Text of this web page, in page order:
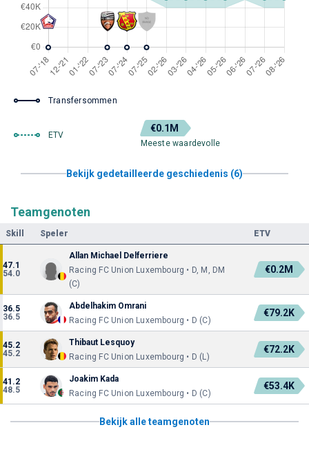
Transfersommen
ETV
€0.1M
Meeste waardevolle
Bekijk gedetailleerde geschiedenis (6)
Teamgenoten
Skill Speler ETV
47.1
54.0
Allan Michael Delferriere
Racing FC Union Luxembourg • D, M, DM
(C)
€0.2M
36.5
36.5
Abdelhakim Omrani
Racing FC Union Luxembourg • D (C)
€79.2K
45.2
45.2
Thibaut Lesquoy
Racing FC Union Luxembourg • D (L)
€72.2K
41.2
48.5
Joakim Kada
Racing FC Union Luxembourg • D (C)
€53.4K
Bekijk alle teamgenoten